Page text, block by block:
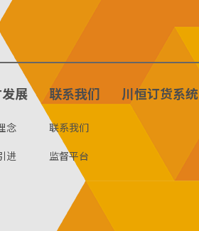
展
念
进
联系我们
联系我们
监督平台
川恒订货系统